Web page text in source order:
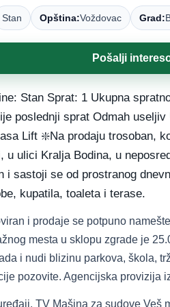
Stan Opština:Voždovac Grad:
Pošalji
Stan Sprat: 1 Ukupna
poslednji sprat Odmah
Lift ❇️Na prodaju trosoban,
u ulici Kralja Bodina, u
i sastoji se od prostranog
kupatila, toaleta i terase.
i prodaje se potpuno
mesta u sklopu zgrade je
i nudi blizinu parkova, škola,
pozovite. Agencijska provizija
TV Mašina za sudove Veš